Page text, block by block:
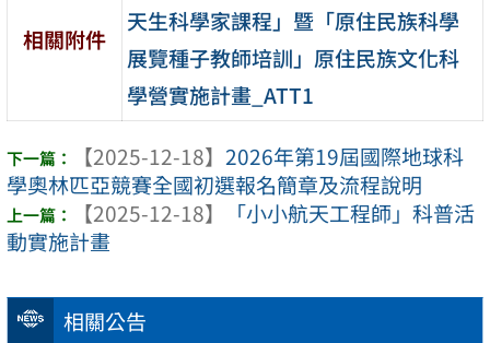
相關公告
相關附件
天生科學家課程」暨「原住民族科學
展覽種子教師培訓」原住民族文化科
學營實施計畫_ATT1
【2025-12-18】 2026年第19屆國際地球科
學奧林匹亞競賽全國初選報名簡章及流程說明
【2025-12-18】
「小小航天工程師」科普活
動實施計畫